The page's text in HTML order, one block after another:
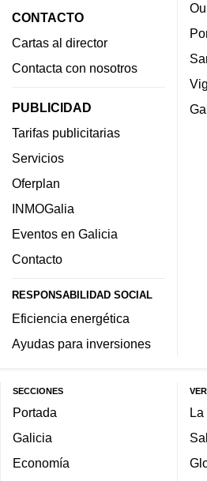
CONTACTO
Cartas al director
Contacta con nosotros
PUBLICIDAD
Tarifas publicitarias
Servicios
Oferplan
INMOGalia
Eventos en Galicia
Contacto
RESPONSABILIDAD SOCIAL
Eficiencia energética
Ayudas para inversiones
SECCIONES
Portada
Galicia
Economía
La